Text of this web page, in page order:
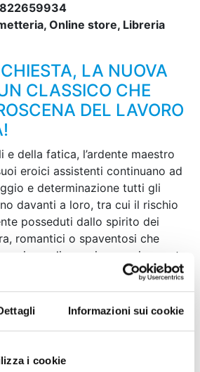
Informazioni sui cookie
i cookie
Online store, Libreria
LA NUOVA
CLASSICO CHE
DEL LAVORO
e della fatica, l’ardente maestro
eroici assistenti continuano ad
e determinazione tutti gli
davanti a loro, tra cui il rischio
posseduti dallo spirito dei
romantici o spaventosi che
a realizzare improvvisamente
deleterio... Tra colleghi
collezione, spettacoli di
e le onnipresenti scadenze da